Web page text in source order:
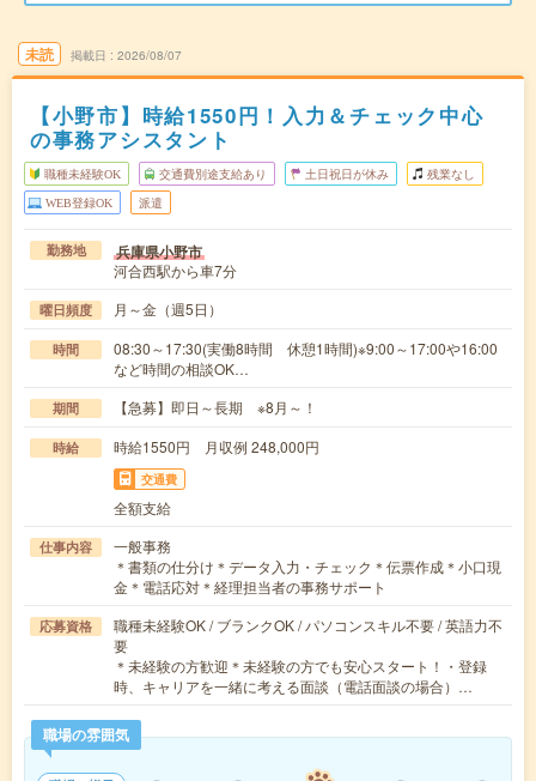
未読 掲載日 2026/08/07
【小野市】時給1550円！入力＆チェック中心
の事務アシスタント
職種未経験OK 交通費別途支給あり 土日祝日が休み 残業なし
WEB登録OK 派遣
勤務地 兵庫県小野市
河合西駅から車7分
曜日頻度 月～金（週5日）
時間
08:30～17:30(実働8時間 休憩1時間)※9:00～17:00や16:00
など時間の相談OK…
期間 【急募】即日～長期 ※8月～！
時給 時給1550円 月収例 248,000円
交通費
全額支給
仕事内容
一般事務
＊書類の仕分け＊データ入力・チェック＊伝票作成＊小口現
金＊電話応対＊経理担当者の事務サポート
応募資格
職種未経験OK / ブランクOK / パソコンスキル不要 / 英語力不
要
＊未経験の方歓迎＊未経験の方でも安心スタート！・登録
時、キャリアを一緒に考える面談（電話面談の場合）…
職場の雰囲気